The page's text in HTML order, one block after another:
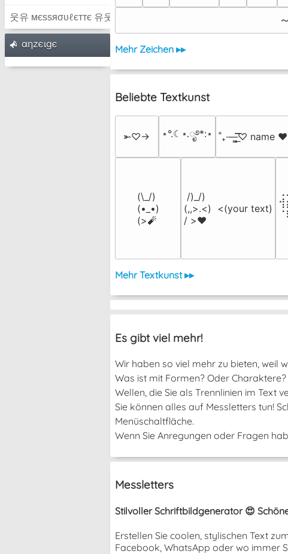
웃유 мєѕѕяσυℓєттє 유웃
αηzєιgє
～
Mehr Zeichen ▸▸
Beliebte Textkunst
⤜♡→ ⋆°.☾⋆.ೃ࿔*:⋆ ˚₊·—̳͟͞͞♡ name ♥️
(\_/)
(•_•)
(>🧨
/)_/)
(,,>.<)  <(your text)
/ >❤️
Mehr Textkunst ▸▸
Es gibt viel mehr!
Wir haben so viel mehr zu bieten, weil
Was ist mit Formen? Oder
Wellen, die Sie als Trennlinien im Text
Sie können alles auf Messletters tun!
Menüschaltfläche.
Wenn Sie Anregungen oder Fragen
Messletters
Stilvoller Schriftbildgenerator 😍
Erstellen Sie coolen, stylischen Text
Facebook, WhatsApp oder wo immer